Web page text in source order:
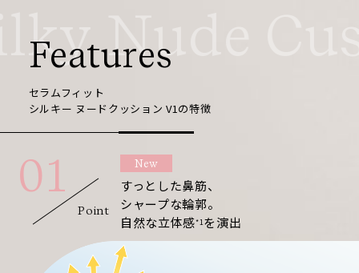
Nude
Features
セラムフィット
シルキー ヌードクッション V1の特徴
01
Point
New
すっとした鼻筋、
シャープな輪郭。
自然な立体感*1 を演出